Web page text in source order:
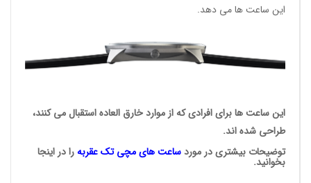
این ساعت ها می دهد.
این ساعت ها برای افرادی که از موارد خارق العاده استقبال می کنند،
طراحی شده اند.
توضیحات بیشتری در موردساعت های مچی تک عقربهرا در اینجا
بخوانید.